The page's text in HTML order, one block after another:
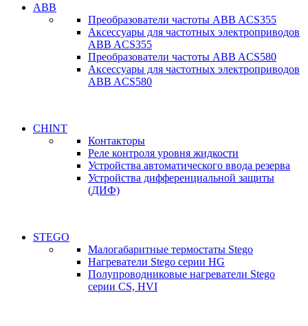
ABB
Преобразователи частоты ABB ACS355
Аксессуары для частотных электроприводов
ABB ACS355
Преобразователи частоты ABB ACS580
Аксессуары для частотных электроприводов
ABB ACS580
CHINT
Контакторы
Реле контроля уровня жидкости
Устройства автоматического ввода резерва
Устройства дифференциальной защиты
(ДИФ)
STEGO
Малогабаритные термостаты Stego
Нагреватели Stego серии HG
Полупроводниковые нагреватели Stego
серии CS, HVI